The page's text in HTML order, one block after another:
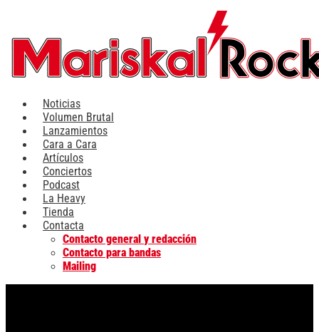
contenido
Noticias
Volumen Brutal
Lanzamientos
Cara a Cara
Artículos
Conciertos
Podcast
La Heavy
Tienda
Contacta
Contacto general y redacción
Contacto para bandas
Mailing